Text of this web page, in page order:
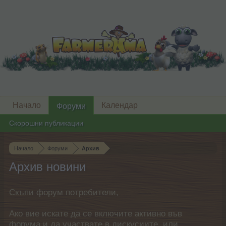
Начало Форуми Архив
Архив новини
Скъпи форум потребители,
Ако вие искате да се включите активно във
Начало Форуми
Скорошни публикации
Календар